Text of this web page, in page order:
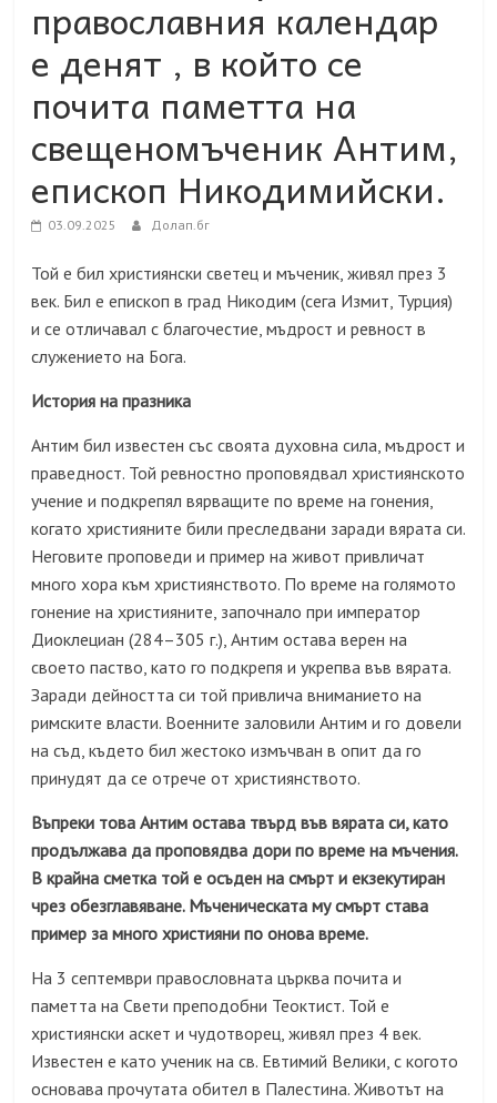
православния календар
е денят , в който се
почита паметта на
свещеномъченик Антим,
епископ Никодимийски.
03.09.2025 Долап.бг
Той е бил християнски светец и мъченик, живял през 3
век. Бил е епископ в град Никодим (сега Измит, Турция)
и се отличавал с благочестие, мъдрост и ревност в
служението на Бога.
История на празника
Антим бил известен със своята духовна сила, мъдрост и
праведност. Той ревностно проповядвал християнското
учение и подкрепял вярващите по време на гонения,
когато християните били преследвани заради вярата си.
Неговите проповеди и пример на живот привличат
много хора към християнството. По време на голямото
гонение на християните, започнало при император
Диоклециан (284–305 г.), Антим остава верен на
своето паство, като го подкрепя и укрепва във вярата.
Заради дейността си той привлича вниманието на
римските власти. Военните заловили Антим и го довели
на съд, където бил жестоко измъчван в опит да го
принудят да се отрече от християнството.
Въпреки това Антим остава твърд във вярата си, като
продължава да проповядва дори по време на мъчения.
В крайна сметка той е осъден на смърт и екзекутиран
чрез обезглавяване. Мъченическата му смърт става
пример за много християни по онова време.
На 3 септември правословната църква почита и
паметта на Свети преподобни Теоктист. Той е
християнски аскет и чудотворец, живял през 4 век.
Известен е като ученик на св. Евтимий Велики, с когото
основава прочутата обител в Палестина. Животът на